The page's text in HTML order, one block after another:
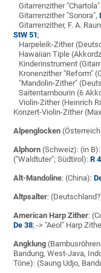
Gitarrenzither
Gitarrenzither "Sonora",
Gitarrenzither, F. A.
StW 51;
Harpeleik-Zither
Hawaiian Tiple
Kinderinstrument
Kronenzither "Reform"
"Mandolin-Zither"
Saitentambourin (6
Violin-Zither (Heinrich
Konzert-Violin-Zither
Alpenglocken
Alphorn (Schweiz): (in
("Waldtuter"; Südtirol):R
Alt-Mandoline: (China):
Altpsalter:
American Harp Zither:
De 38; -> "Aeol" Harp
Angklung
Bandung, West-Java,
Töne): (Saung Udjo,